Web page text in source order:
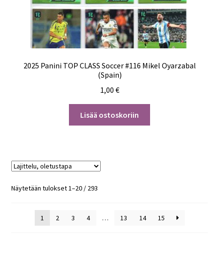
2025 Panini TOP CLASS Soccer #116 Mikel Oyarzabal
(Spain)
1,00 €
Lisää ostoskoriin
Näytetään tulokset 1–20 / 293
1 2 3 4 … 13 14 15